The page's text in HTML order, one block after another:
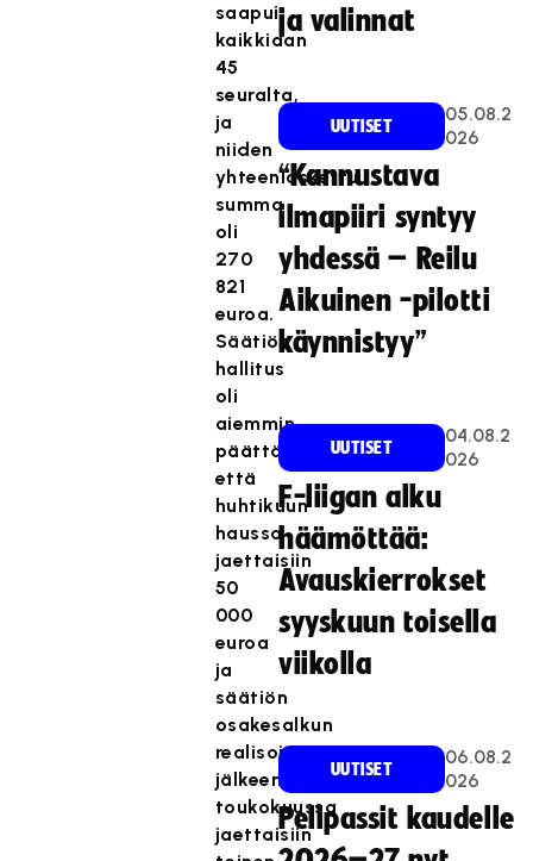
saapui
kaikkiaan
45
seuralta,
ja
niiden
yhteenlaskettu
summa
oli
270
821
euroa.
Säätiön
hallitus
oli
aiemmin
päättänyt,
että
huhtikuun
haussa
jaettaisiin
50
000
euroa
ja
säätiön
osakesalkun
realisoinnin
jälkeen
toukokuussa
jaettaisiin
ja valinnat
UUTISET
05.08.2
026
“Kannustava
ilmapiiri syntyy
yhdessä – Reilu
Aikuinen -pilotti
käynnistyy”
UUTISET
04.08.2
026
F-liigan alku
häämöttää:
Avauskierrokset
syyskuun toisella
viikolla
UUTISET
06.08.2
026
Pelipassit kaudelle